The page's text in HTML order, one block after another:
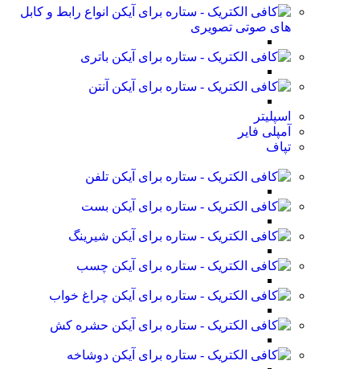
انواع رابط و کابل
های صوتی تصویری
باتری
آنتن
اسپلیتر
آمپلی فایر
تپاف
تلفن
بست
شیرینگ
چسب
چراغ خواب
حشره کش
دوشاخه